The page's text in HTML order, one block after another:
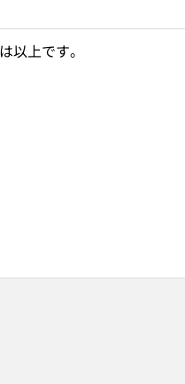
以上です。